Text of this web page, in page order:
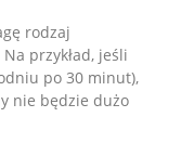
rodzaj
przykład, jeśli
po 30 minut),
nie będzie dużo